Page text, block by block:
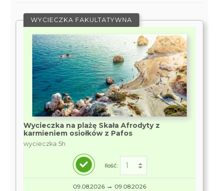
WYCIECZKA FAKULTATYWNA
Wycieczka na plażę Skała Afrodyty z
karmieniem osiołków z Pafos
wycieczka 5h
Ilość:
09.08.2026 → 09.08.2026